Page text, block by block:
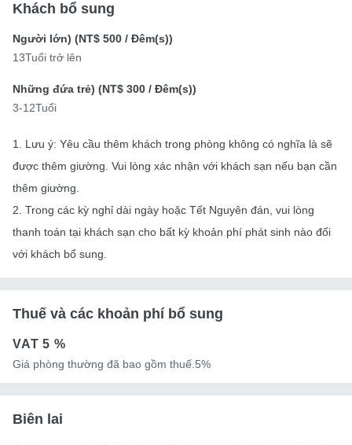
Khách bổ sung
Người lớn) (NT$ 500 / Đêm(s))
13Tuổi trở lên
Những đứa trẻ) (NT$ 300 / Đêm(s))
3-12Tuổi
1. Lưu ý: Yêu cầu thêm khách trong phòng không có nghĩa là sẽ
được thêm giường. Vui lòng xác nhận với khách sạn nếu bạn cần
thêm giường.
2. Trong các kỳ nghỉ dài ngày hoặc Tết Nguyên đán, vui lòng
thanh toán tại khách sạn cho bất kỳ khoản phí phát sinh nào đối
với khách bổ sung.
Thuế và các khoản phí bổ sung
VAT5 %
Giá phòng thường đã bao gồm thuế.5%
Biên lai